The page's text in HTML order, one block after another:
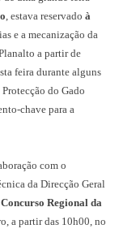
, estava reservado à
e a mecanização da
a partir de
feira durante alguns
do Gado
chave para a
com o
da Direcção Geral
Concurso Regional da
a partir das 10h00, no